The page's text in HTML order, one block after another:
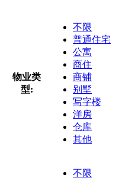
物业类
型:
不限
普通住宅
公寓
商住
商铺
别墅
写字楼
洋房
仓库
其他
不限